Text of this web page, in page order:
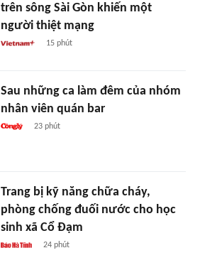
trên sông Sài Gòn khiến một
người thiệt mạng
15 phút
Sau những ca làm đêm của nhóm
nhân viên quán bar
23 phút
Trang bị kỹ năng chữa cháy,
phòng chống đuối nước cho học
sinh xã Cổ Đạm
24 phút